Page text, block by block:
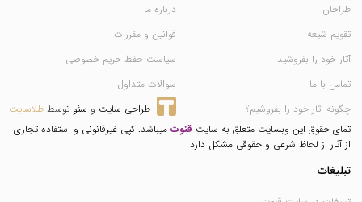
طراحان
تقویم شیعه
آثار خود را بفروشید
تماس با ما
چگونه آثار خود را بفروشیم؟
درباره ما
قوانین و مقررات
سیاست حفظ حریم خصوصی
سوالات متداول
طراحی سایت و سئو توسط طلاسایت
تمای حقوق این وبسایت متعلق به سایت قنوت میباشد. کپی غیرقانونی و استفاده تجاری
از آثار از لحاظ شرعی و حقوقی مشکل دارد
تبلیغات